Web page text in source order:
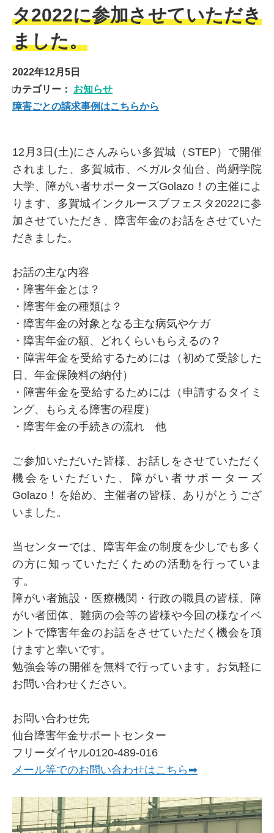
タ2022に参加させていただき
ました。
2022年12月5日
カテゴリー： お知らせ
障害ごとの請求事例はこちらから
12月3日(土)にさんみらい多賀城（STEP）で開催
されました、多賀城市、ベガルタ仙台、尚絅学院
大学、障がい者サポーターズGolazo！の主催によ
ります、多賀城インクルースブフェスタ2022に参
加させていただき、障害年金のお話をさせていた
だきました。
お話の主な内容
・障害年金とは？
・障害年金の種類は？
・障害年金の対象となる主な病気やケガ
・障害年金の額、どれくらいもらえるの？
・障害年金を受給するためには（初めて受診した
日、年金保険料の納付）
・障害年金を受給するためには（申請するタイミ
ング、もらえる障害の程度）
・障害年金の手続きの流れ 他
ご参加いただいた皆様、お話しをさせていただく
機会をいただいた、障がい者サポーターズ
Golazo！を始め、主催者の皆様、ありがとうござ
いました。
当センターでは、障害年金の制度を少しでも多く
の方に知っていただくための活動を行っていま
す。
障がい者施設・医療機関・行政の職員の皆様、障
がい者団体、難病の会等の皆様や今回の様なイベ
ントで障害年金のお話をさせていただく機会を頂
けますと幸いです。
勉強会等の開催を無料で行っています。お気軽に
お問い合わせください。
お問い合わせ先
仙台障害年金サポートセンター
フリーダイヤル0120-489-016
メール等でのお問い合わせはこちら➡